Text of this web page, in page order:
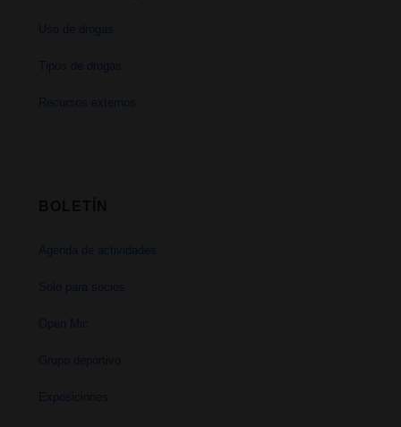
Uso de drogas
Tipos de drogas
Recursos externos
Agenda de actividades
Solo para socios
Open Mic
Grupo deportivo
Exposiciones